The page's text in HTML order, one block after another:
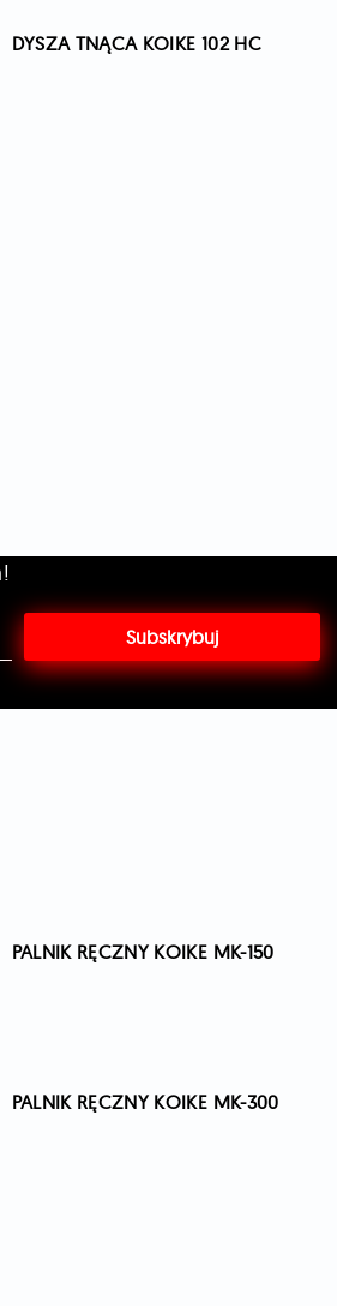
DYSZA TNĄCA KOIKE 102 HC
PALNIK RĘCZNY KOIKE MK-150
PALNIK RĘCZNY KOIKE MK-300